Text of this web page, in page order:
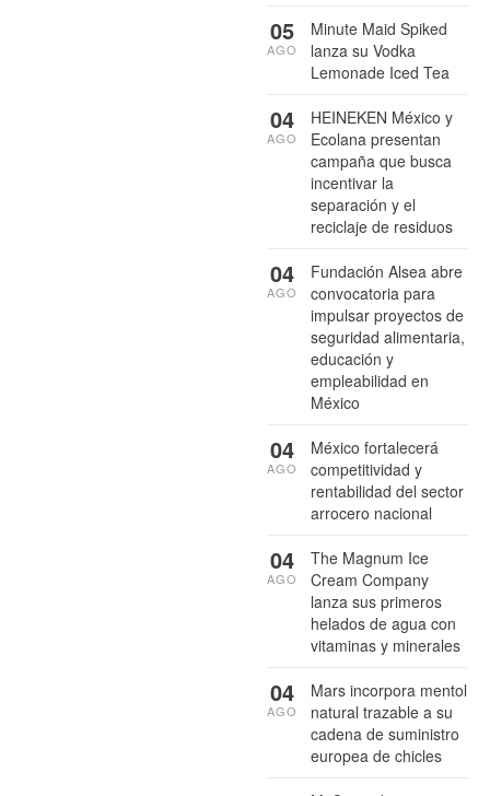
Minute Maid Spiked
lanza su Vodka
Lemonade Iced Tea
05
AGO
HEINEKEN México y
Ecolana presentan
campaña que busca
incentivar la
separación y el
reciclaje de residuos
04
AGO
Fundación Alsea abre
convocatoria para
impulsar proyectos de
seguridad alimentaria,
educación y
empleabilidad en
México
04
AGO
México fortalecerá
competitividad y
rentabilidad del sector
arrocero nacional
04
AGO
The Magnum Ice
Cream Company
lanza sus primeros
helados de agua con
vitaminas y minerales
04
AGO
Mars incorpora mentol
natural trazable a su
cadena de suministro
europea de chicles
04
AGO